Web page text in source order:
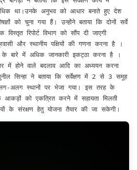
था।उनके अनुभव को आधार बनाते हुए देश
को चुना गया हैं। उन्होंने बताया कि दोनों सर्वे
रिपोर्ट विभाग को सौंप दी जाएगी
और स्थानीय पक्षियों की गणना करना है ।
के बारे में अधिक जानकारी इकट्ठा करना है ।
में होने वाले बदलाव आदि का अध्ययन करना
सिन्हा ने बताया कि सर्वेक्षण में 2 से 3 समूह
अलग स्थानों पर भेजा गया। इस तरह के
के आकड़ों को एकत्रित करने में सहायता मिलती
के संरक्षण हेतु योजना तैयार की जा सकेगी।